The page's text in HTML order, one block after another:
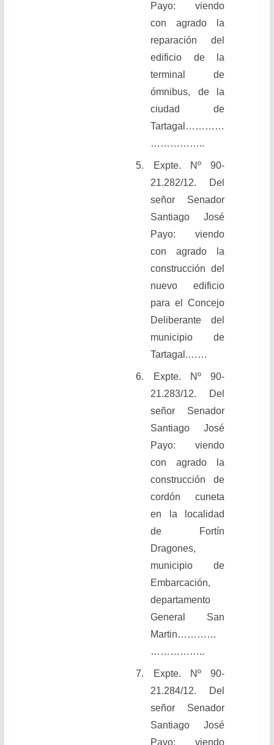
Payo: viendo
con agrado la
reparación del
edificio de la
terminal de
ómnibus, de la
ciudad de
Tartagal …………
……………..
5.
Expte. Nº 90-
21.282/12. Del
señor Senador
Santiago José
Payo: viendo
con agrado la
construcción del
nuevo edificio
para el Concejo
Deliberante del
municipio de
Tartagal.……
6.
Expte. Nº 90-
21.283/12. Del
señor Senador
Santiago José
Payo: viendo
con agrado la
construcción de
cordón cuneta
en la localidad
de Fortín
Dragones,
municipio de
Embarcación,
departamento
General San
Martin…………
……………..
7.
Expte. Nº 90-
21.284/12. Del
señor Senador
Santiago José
Payo: viendo